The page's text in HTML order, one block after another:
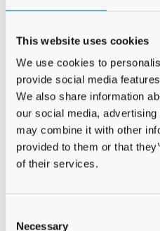
This website uses cookies
We use cookies to
provide social media
We also share information
our social media,
may combine it with other
provided to them or that
of their services.
Necessary
Niels
Benny
Bent
Svend
Bent
Jens-
Jon
William
Erik